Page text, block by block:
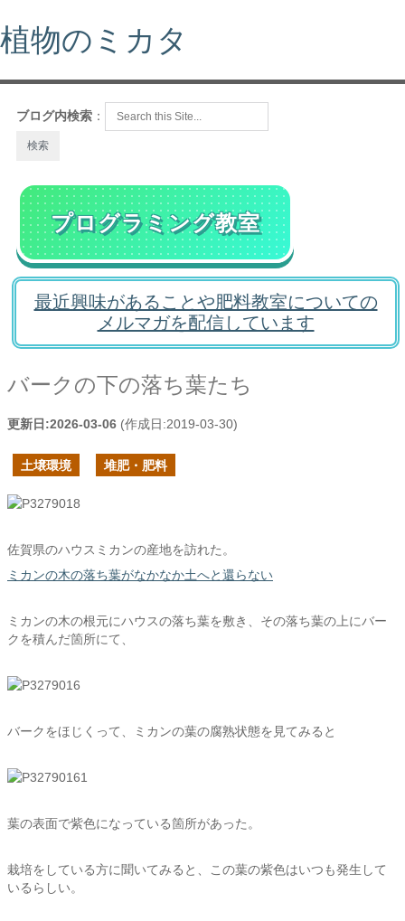
植物のミカタ
ブログ内検索 ：
プログラミング教室
最近興味があることや肥料教室についての
メルマガを配信しています
バークの下の落ち葉たち
更新日:2026-03-06 (作成日:2019-03-30)
土壌環境 堆肥・肥料
佐賀県のハウスミカンの産地を訪れた。
ミカンの木の落ち葉がなかなか土へと還らない
ミカンの木の根元にハウスの落ち葉を敷き、その落ち葉の上にバー
クを積んだ箇所にて、
バークをほじくって、ミカンの葉の腐熟状態を見てみると
葉の表面で紫色になっている箇所があった。
栽培をしている方に聞いてみると、この葉の紫色はいつも発生して
いるらしい。